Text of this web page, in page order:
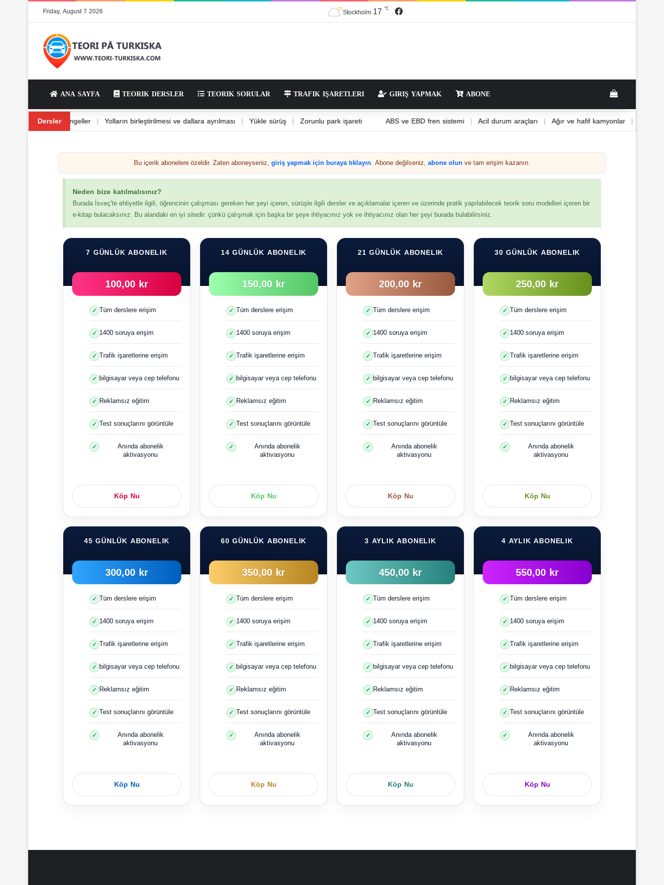
Friday, August 7 2026 Stockholm 17 ℃
ANA SAYFA TEORIK DERSLER TEORIK SORULAR TRAFIK IŞARETLERI GIRIŞ YAPMAK ABONE
Dersler
ve dönüş | Yoldaki engeller | Yolların birleştirilmesi ve dallara ayrılması | Yükle sürüş | Zorunlu park işareti ABS ve EBD fren sistemi | Acil durum araçları | Ağır ve hafif kamyonlar
Bu içerik abonelere özeldir. Zaten aboneyseniz, giriş yapmak için buraya tıklayın. Abone değilseniz, abone olunve tam erişim kazanın.
Neden bize katılmalısınız?
Burada İsveç'te ehliyetle ilgili, öğrencinin çalışması gereken her şeyi içeren, sürüşle ilgili dersler ve açıklamalar içeren ve üzerinde pratik yapılabilecek teorik soru modelleri içeren bir
e-kitap bulacaksınız. Bu alandaki en iyi sitedir. çünkü çalışmak için başka bir şeye ihtiyacınız yok ve ihtiyacınız olan her şeyi burada bulabilirsiniz.
7 GÜNLÜK ABONELIK
100,00 kr
Tüm derslere erişim
1400 soruya erişim
Trafik işaretlerine erişim
bilgisayar veya cep telefonu
Reklamsız eğitim
Test sonuçlarını görüntüle
Anında abonelik
aktivasyonu
Köp Nu
14 GÜNLÜK ABONELIK
150,00 kr
Tüm derslere erişim
1400 soruya erişim
Trafik işaretlerine erişim
bilgisayar veya cep telefonu
Reklamsız eğitim
Test sonuçlarını görüntüle
Anında abonelik
aktivasyonu
Köp Nu
21 GÜNLÜK ABONELIK
200,00 kr
Tüm derslere erişim
1400 soruya erişim
Trafik işaretlerine erişim
bilgisayar veya cep telefonu
Reklamsız eğitim
Test sonuçlarını görüntüle
Anında abonelik
aktivasyonu
Köp Nu
30 GÜNLÜK ABONELIK
250,00 kr
Tüm derslere erişim
1400 soruya erişim
Trafik işaretlerine erişim
bilgisayar veya cep telefonu
Reklamsız eğitim
Test sonuçlarını görüntüle
Anında abonelik
aktivasyonu
Köp Nu
45 GÜNLÜK ABONELIK
300,00 kr
Tüm derslere erişim
1400 soruya erişim
Trafik işaretlerine erişim
bilgisayar veya cep telefonu
Reklamsız eğitim
Test sonuçlarını görüntüle
Anında abonelik
aktivasyonu
Köp Nu
60 GÜNLÜK ABONELIK
350,00 kr
Tüm derslere erişim
1400 soruya erişim
Trafik işaretlerine erişim
bilgisayar veya cep telefonu
Reklamsız eğitim
Test sonuçlarını görüntüle
Anında abonelik
aktivasyonu
Köp Nu
3 AYLIK ABONELIK
450,00 kr
Tüm derslere erişim
1400 soruya erişim
Trafik işaretlerine erişim
bilgisayar veya cep telefonu
Reklamsız eğitim
Test sonuçlarını görüntüle
Anında abonelik
aktivasyonu
Köp Nu
4 AYLIK ABONELIK
550,00 kr
Tüm derslere erişim
1400 soruya erişim
Trafik işaretlerine erişim
bilgisayar veya cep telefonu
Reklamsız eğitim
Test sonuçlarını görüntüle
Anında abonelik
aktivasyonu
Köp Nu